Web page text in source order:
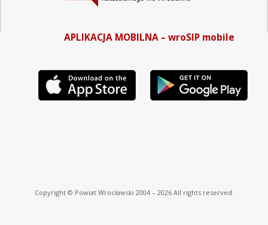
APLIKACJA MOBILNA – wroSIP mobile
Copyright © Powiat Wrocławski 2004 – 2026 All rights reserved.